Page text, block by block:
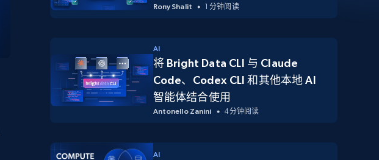
Rony Shalit 1 分钟阅读
AI
将 Bright Data CLI 与 Claude
Code、Codex CLI 和其他本地 AI
智能体结合使用
Antonello Zanini 4 分钟阅读
AI